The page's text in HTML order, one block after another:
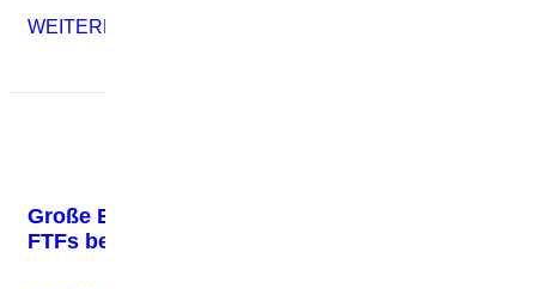
WEITERLESEN
Große Einsparungen durch kundenspezifische
FTFs bei der Herstellung